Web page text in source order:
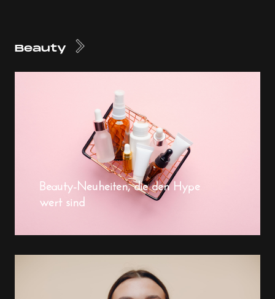
Beauty
Beauty-Neuheiten, die den Hype
wert sind